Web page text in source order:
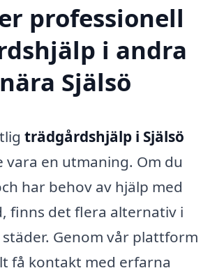
professionell
i andra
Själsö
trädgårdshjälp i Själsö
vara en utmaning. Om du
har behov av hjälp med
finns det flera alternativ i
Genom vår plattform
få kontakt med erfarna